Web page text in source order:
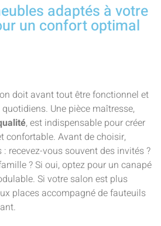
adaptés à votre
un confort optimal
doit avant tout être fonctionnel et
Une pièce maîtresse,
, est indispensable pour créer
confortable. Avant de choisir,
recevez-vous souvent des invités ?
? Si oui, optez pour un canapé
Si votre salon est plus
places accompagné de fauteuils